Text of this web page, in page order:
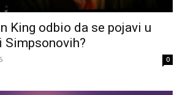
King odbio da se pojavi u
Simpsonovih?
0